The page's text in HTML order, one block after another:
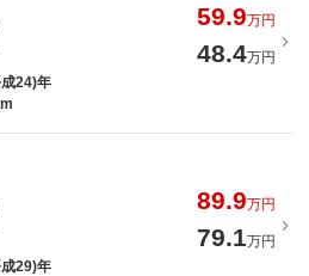
59.9万円
48.4万円
24)年
89.9万円
79.1万円
29)年